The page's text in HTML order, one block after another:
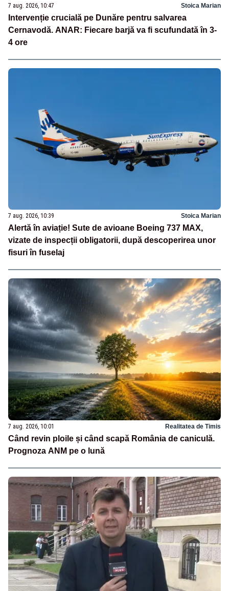
7 aug. 2026, 10:47 Stoica Marian
Intervenție crucială pe Dunăre pentru salvarea
Cernavodă. ANAR: Fiecare barjă va fi scufundată în 3-
4 ore
7 aug. 2026, 10:39 Stoica Marian
Alertă în aviație! Sute de avioane Boeing 737 MAX,
vizate de inspecții obligatorii, după descoperirea unor
fisuri în fuselaj
7 aug. 2026, 10:01 Realitatea de Timis
Când revin ploile și când scapă România de caniculă.
Prognoza ANM pe o lună